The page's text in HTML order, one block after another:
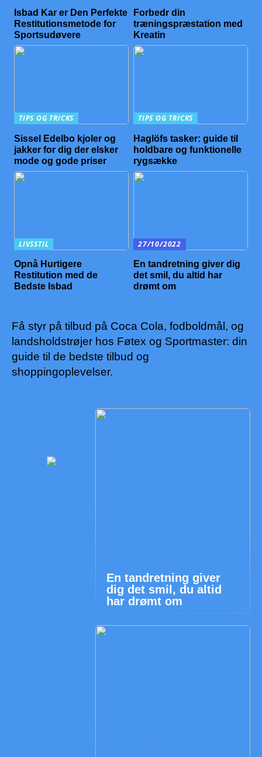
Isbad Kar er Den Perfekte
Restitutionsmetode for
Sportsudøvere
Forbedr din
træningspræstation med
Kreatin
TIPS OG TRICKS
Sissel Edelbo kjoler og
jakker for dig der elsker
mode og gode priser
TIPS OG TRICKS
Haglöfs tasker: guide til
holdbare og funktionelle
rygsække
LIVSSTIL
Opnå Hurtigere
Restitution med de
Bedste Isbad
27/10/2022
En tandretning giver dig
det smil, du altid har
drømt om
Få styr på tilbud på Coca Cola, fodboldmål, og
landsholdstrøjer hos Føtex og Sportmaster: din
guide til de bedste tilbud og
shoppingoplevelser.
En tandretning giver
dig det smil, du altid
har drømt om